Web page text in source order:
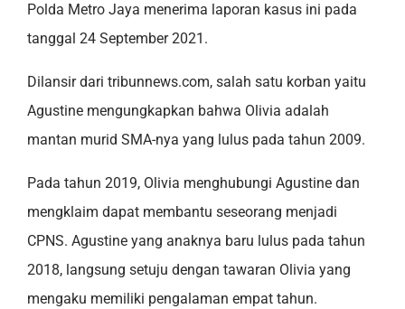
Polda Metro Jaya menerima laporan kasus ini pada
tanggal 24 September 2021.
Dilansir dari tribunnews.com, salah satu korban yaitu
Agustine mengungkapkan bahwa Olivia adalah
mantan murid SMA-nya yang lulus pada tahun 2009.
Pada tahun 2019, Olivia menghubungi Agustine dan
mengklaim dapat membantu seseorang menjadi
CPNS. Agustine yang anaknya baru lulus pada tahun
2018, langsung setuju dengan tawaran Olivia yang
mengaku memiliki pengalaman empat tahun.